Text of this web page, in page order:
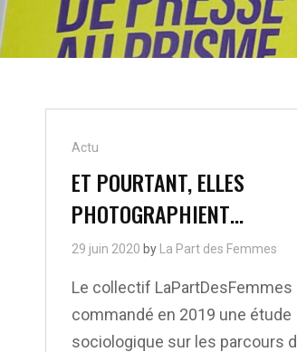
Cat
Links
Actu
ET POURTANT, ELLES
PHOTOGRAPHIENT…
29 juin 2020 by La Part des Femmes
Le collectif LaPartDesFemmes
commandé en 2019 une étude
sociologique sur les parcours